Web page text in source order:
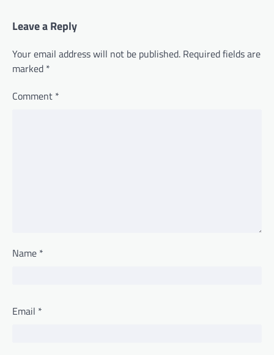
Leave a Reply
Your email address will not be published. Required fields are
marked *
Comment *
Name *
Email *